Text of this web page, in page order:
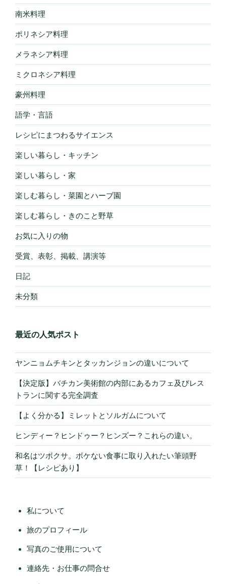
南米料理
ポリネシア料理
メラネシア料理
ミクロネシア料理
豪州料理
語学・言語
レシピにまつわるサイエンス
楽しい暮らし・キッチン
楽しい暮らし・家
楽しむ暮らし・菜園とハーブ園
楽しむ暮らし・きのこと野草
お気に入りの物
受賞、表彰、掲載、講演等
日記
未分類
最近の人気ポスト
ヤンニョムチキンとタッカンジョンの違いについて
【決定版】バチカン美術館の内部にあるカフェ及びレス
トランに関する完全調査
【よく分かる】ミレットとソルガムについて
ヒンディー？ヒンドゥー？ヒンズー？これらの違い。
和名はツボクサ。ボケない食事に取り入れたい筆頭野
草！【レシピあり】
私について
旅のプロフィール
写真のご使用について
連絡先・お仕事の問合せ